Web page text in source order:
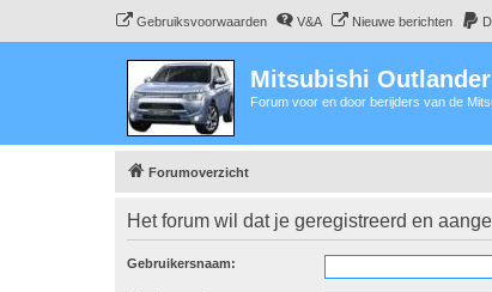
Gebruiksvoorwaarden V&A Nieuwe berichten
Mitsubishi
Forum voor en door berijders van de
Forumoverzicht
Het forum wil dat je geregistreerd en
Gebruikersnaam: